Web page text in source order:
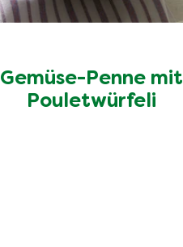
Gemüse-Penne mit
Pouletwürfeli